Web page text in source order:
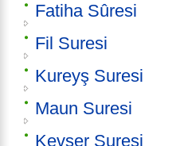
Fatiha Sûresi
Fil Suresi
Kureyş Suresi
Maun Suresi
Kevser Suresi